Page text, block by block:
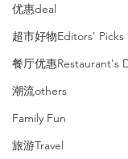
优惠deal
超市好物Editors'
餐厅优惠Restaurant's
潮流others
Family Fun
旅游Travel